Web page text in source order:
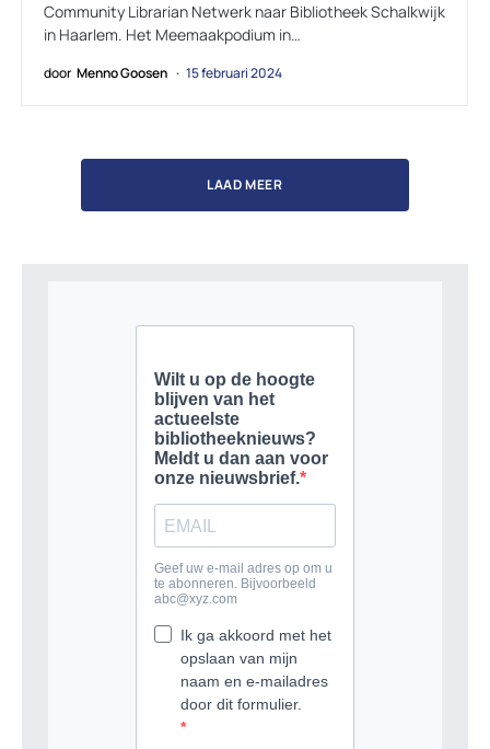
Community Librarian Netwerk naar Bibliotheek Schalkwijk
in Haarlem. Het Meemaakpodium in…
door Menno Goosen 15 februari 2024
LAAD MEER